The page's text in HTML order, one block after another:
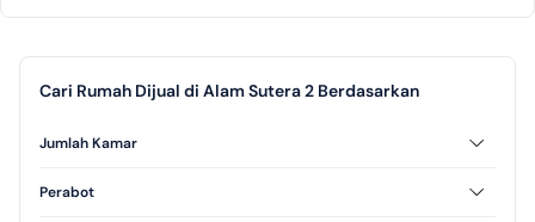
Cari Rumah Dijual di Alam Sutera 2 Berdasarkan
Jumlah Kamar
2 Kamar Tidur
Perabot